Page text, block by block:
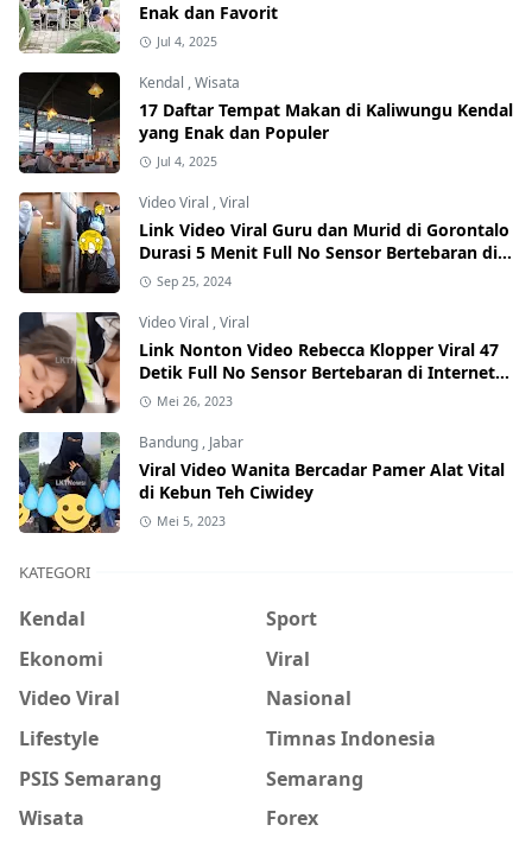
Enak dan Favorit
Jul 4, 2025
Kendal ,Wisata
17 Daftar Tempat Makan di Kaliwungu Kendal
yang Enak dan Populer
Jul 4, 2025
Video Viral ,Viral
Link Video Viral Guru dan Murid di Gorontalo
Durasi 5 Menit Full No Sensor Bertebaran di
Internet, Hati-Hati Phising!
Sep 25, 2024
Video Viral ,Viral
Link Nonton Video Rebecca Klopper Viral 47
Detik Full No Sensor Bertebaran di Internet,
Hati-Hati Phising!
Mei 26, 2023
Bandung , Jabar
Viral Video Wanita Bercadar Pamer Alat Vital
di Kebun Teh Ciwidey
Mei 5, 2023
KATEGORI
Kendal
Sport
Ekonomi
Viral
Video Viral
Nasional
Lifestyle
Timnas Indonesia
PSIS Semarang
Semarang
Wisata
Forex